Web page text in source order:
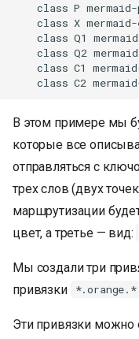
class P
class X
class Q1
class Q2
class C1
class C2
В этом примере мы
которые все
отправляться с
трех слов (двух
маршрутизации
цвет, а третье — вид:
Мы создали три
привязки
*.orange.*
Эти привязки